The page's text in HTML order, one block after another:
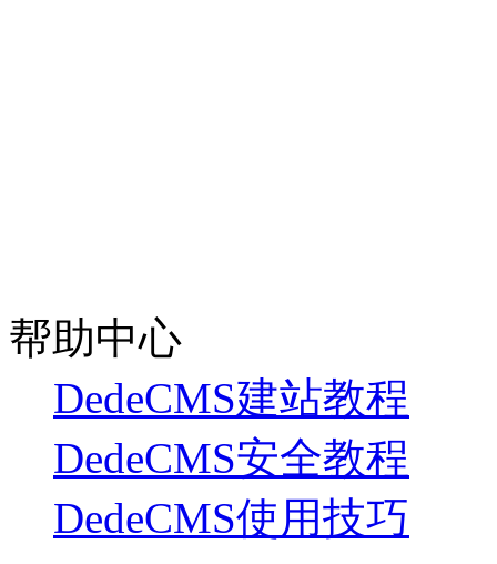
帮助中心
DedeCMS建站教程
DedeCMS安全教程
DedeCMS使用技巧